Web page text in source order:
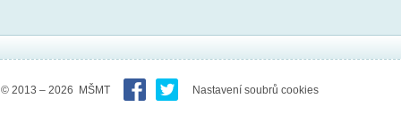
© 2013 – 2026 MŠMT Nastavení soubrů cookies